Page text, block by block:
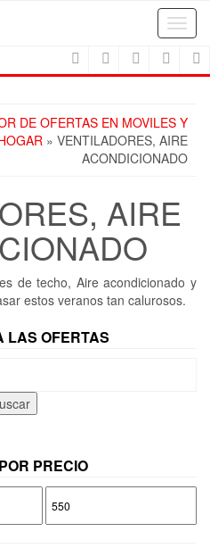
DE OFERTAS EN MOVILES Y
» VENTILADORES, AIRE
ACONDICIONADO
AIRE
de techo, Aire acondicionado y
estos veranos tan calurosos.
LAS OFERTAS
PRECIO
máximo